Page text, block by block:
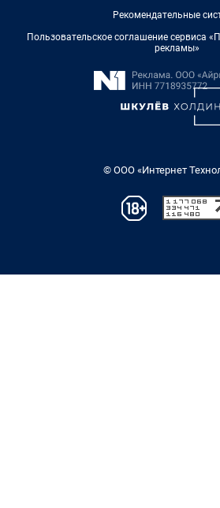
Рекомендательные
Пользовательское соглашение сервиса
рекламы»
© ООО «Интернет